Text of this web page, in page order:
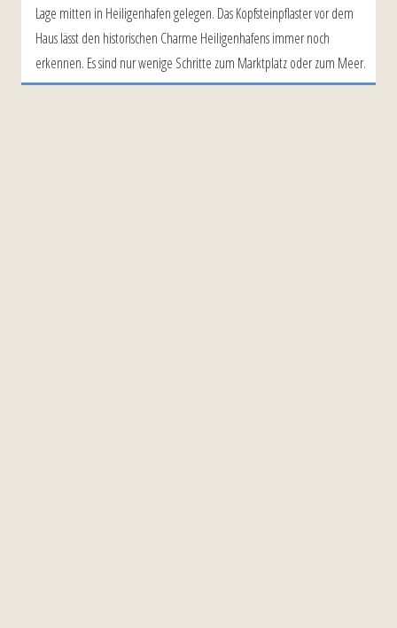
Lage mitten in Heiligenhafen gelegen. Das Kopfsteinpflaster vor dem
Haus lässt den historischen Charme Heiligenhafens immer noch
erkennen. Es sind nur wenige Schritte zum Marktplatz oder zum Meer.